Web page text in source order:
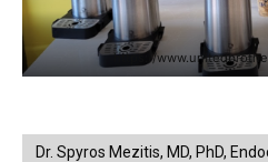
https://
Dr. Spyros Mezitis, MD, PhD,